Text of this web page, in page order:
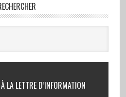
LA LETTRE D’INFORMATION